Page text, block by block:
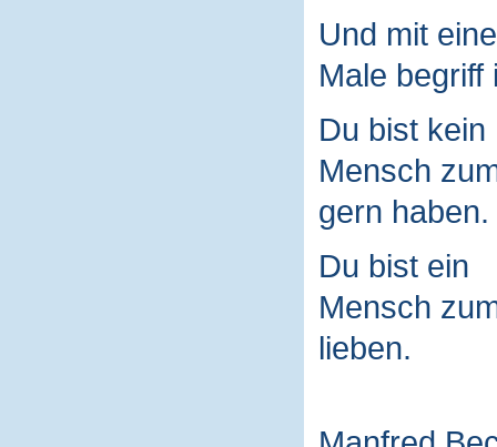
Und mit
Male begriff
Du bist kein
Mensch
gern haben.
Du bist ein
Mensch
lieben.